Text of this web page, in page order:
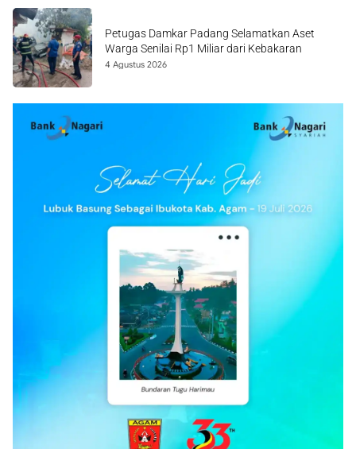
Petugas Damkar Padang Selamatkan Aset
Warga Senilai Rp1 Miliar dari Kebakaran
4 Agustus 2026